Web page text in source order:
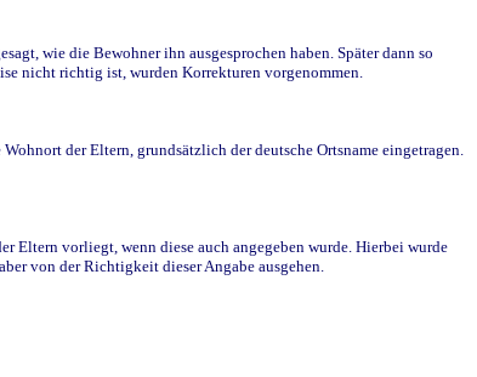
wie die Bewohner ihn ausgesprochen haben. Später dann so
nicht richtig ist, wurden Korrekturen vorgenommen.
der Eltern, grundsätzlich der deutsche Ortsname eingetragen.
Eltern vorliegt, wenn diese auch angegeben wurde. Hierbei wurde
von der Richtigkeit dieser Angabe ausgehen.